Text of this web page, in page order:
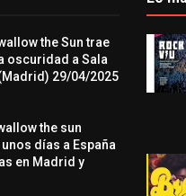
the Sun trae
oscuridad a Sala
29/04/2025
the sun
unos días a España
en Madrid y